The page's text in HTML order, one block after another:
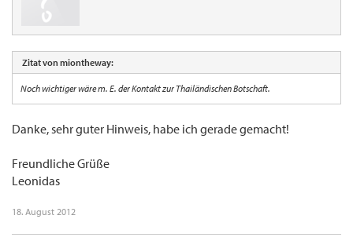
Zitat von miontheway:
Noch wichtiger wäre m. E. der Kontakt zur Thailändischen Botschaft.
Danke, sehr guter Hinweis, habe ich gerade gemacht!
Freundliche Grüße
Leonidas
18. August 2012